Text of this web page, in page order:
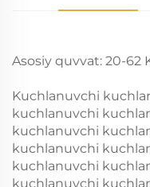
Asosiy quvvat: 20-62
Kuchlanuvchi
kuchlanuvchi
kuchlanuvchi
kuchlanuvchi
kuchlanuvchi
kuchlanuvchi